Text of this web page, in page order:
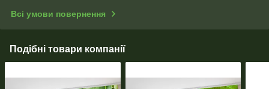
Всі умови повернення
Подібні товари компанії